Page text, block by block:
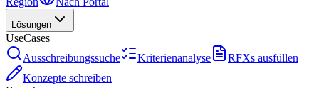
Lösungen
UseCases
Ausschreibungssuche
Kriterienanalyse
RFXs ausfüllen
Konzepte schreiben